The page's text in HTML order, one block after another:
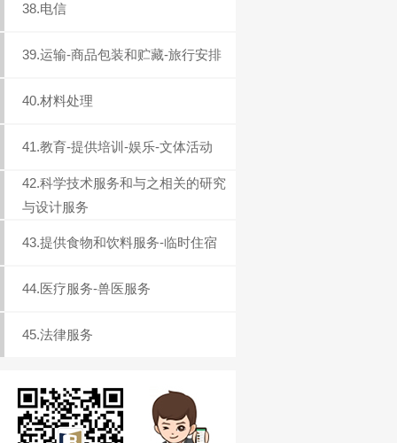
38.电信
39.运输-商品包装和贮藏-旅行安排
40.材料处理
41.教育-提供培训-娱乐-文体活动
42.科学技术服务和与之相关的研究
与设计服务
43.提供食物和饮料服务-临时住宿
44.医疗服务-兽医服务
45.法律服务